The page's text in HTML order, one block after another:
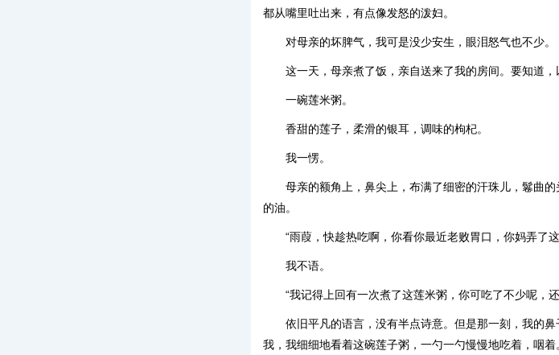
都从嘴里吐出来，有点像发怒的泼妇。
对母亲的坏脾气，我可是没少安生，眼泪怒气也不少。
这一天，母亲煮了饭，亲自送来了我的房间。要知道，
一碗莲米粥。
香甜的莲子，柔滑的银耳，调味的枸杞。
我一愣。
母亲的额角上，鼻尖上，布满了细密的汗珠儿，鬈曲
的油。
“雨葭，快趁热吃啊，你看你最近老败胃口，你妈弄了
我不语。
“我记得上回有一次煮了这莲米粥，你可吃了不少呢，
依旧平凡的语言，没有半点诗意。但是那一刻，我的
我，我细细地看着这碗莲子粥，一勺一勺慢慢地吃着，咽